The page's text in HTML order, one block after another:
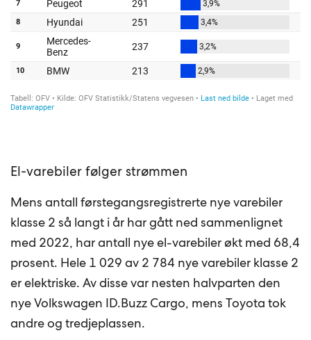
El-varebiler følger strømmen
Mens antall førstegangsregistrerte nye varebiler
klasse 2 så langt i år har gått ned sammenlignet
med 2022, har antall nye el-varebiler økt med 68,4
prosent. Hele 1 029 av 2 784 nye varebiler klasse 2
er elektriske. Av disse var nesten halvparten den
nye Volkswagen ID.Buzz Cargo, mens Toyota tok
andre og tredjeplassen.